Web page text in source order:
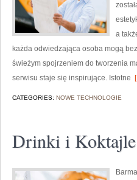
a
każda odwiedzająca osoba mogą
świeżym spojrzeniem do tworzenia
serwisu staje się inspirujące. Istotne
CATEGORIES: NOWE TECHNOLOGIE
Drinki i Koktajle